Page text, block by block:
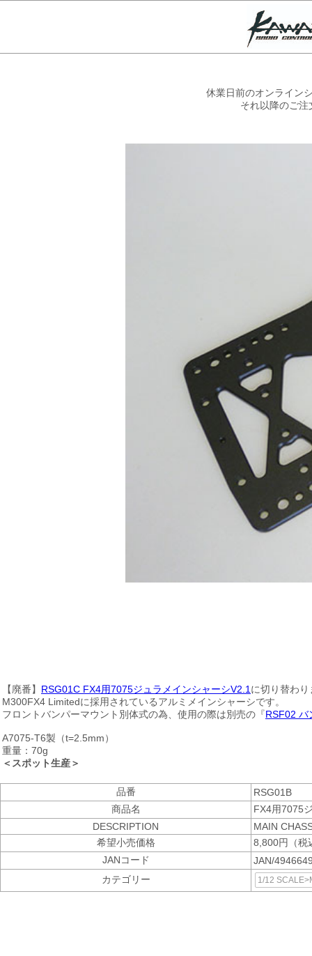
休業日前のオンライン
それ以降のご
【廃番】 RSG01C FX4用7075ジュラメインシャーシV2.1 に切り替わり
M300FX4 Limitedに採用されているアルミメインシャーシです。
フロントバンパーマウント別体式の為、使用の際は別売の『RSF02 バ
A7075-T6製（t=2.5mm）
重量：70g
＜スポット生産＞
品番
RSG01B
商品名
FX4用7075
DESCRIPTION
MAIN
希望小売価格
8,800円（税
JANコード
JAN/
カテゴリー
1/12